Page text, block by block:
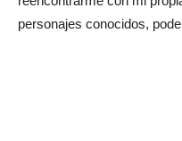
personajes conocidos,